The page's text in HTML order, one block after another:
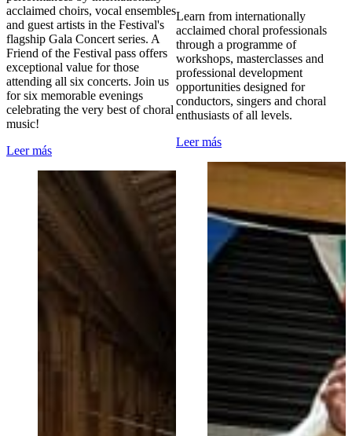
acclaimed choirs, vocal ensembles
and guest artists in the Festival's
flagship Gala Concert series. A
Friend of the Festival pass offers
exceptional value for those
attending all six concerts. Join us
for six memorable evenings
celebrating the very best of choral
music!
Leer más
Learn from internationally
acclaimed choral professionals
through a programme of
workshops, masterclasses and
professional development
opportunities designed for
conductors, singers and choral
enthusiasts of all levels.
Leer más